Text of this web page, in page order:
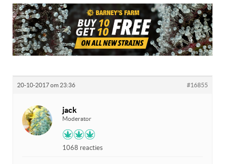
20-10-2017 om 23:36 #16855
jack
Moderator
1068 reacties